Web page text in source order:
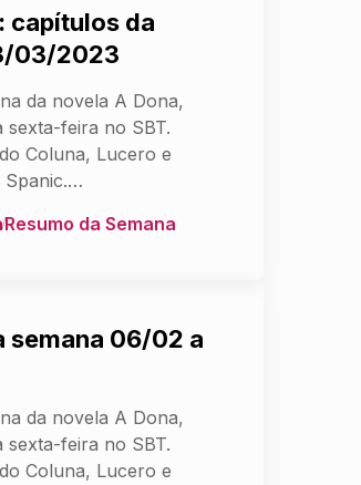
capítulos da
03/2023
da novela A Dona,
sexta-feira no SBT.
Coluna, Lucero e
Spanic.…
Resumo da Semana
semana 06/02 a
da novela A Dona,
sexta-feira no SBT.
Coluna, Lucero e